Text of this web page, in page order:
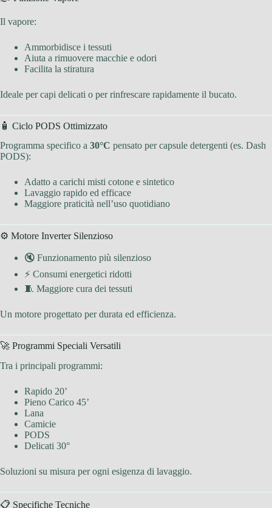
Il vapore:
Ammorbidisce i tessuti
Aiuta a rimuovere macchie e odori
Facilita la stiratura
Ideale per capi delicati o per rinfrescare rapidamente il bucato.
🧴 Ciclo PODS Ottimizzato
Programma specifico a 30°C pensato per capsule detergenti (es. Dash
PODS):
Adatto a carichi misti cotone e sintetico
Lavaggio rapido ed efficace
Maggiore praticità nell’uso quotidiano
⚙️ Motore Inverter Silenzioso
🔇 Funzionamento più silenzioso
⚡ Consumi energetici ridotti
🧵 Maggiore cura dei tessuti
Un motore progettato per durata ed efficienza.
🚀 Programmi Speciali Versatili
Tra i principali programmi:
Rapido 20’
Pieno Carico 45’
Lana
Camicie
PODS
Delicati 30°
Soluzioni su misura per ogni esigenza di lavaggio.
📋 Specifiche Tecniche